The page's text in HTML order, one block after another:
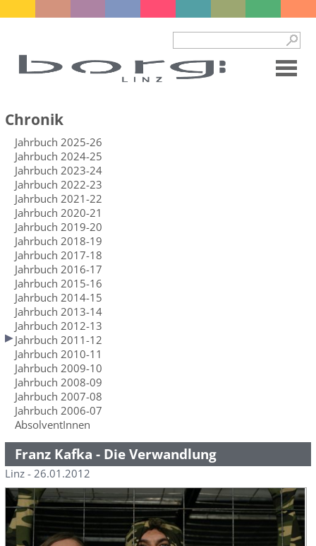
Chronik
Jahrbuch 2025-26
Jahrbuch 2024-25
Jahrbuch 2023-24
Jahrbuch 2022-23
Jahrbuch 2021-22
Jahrbuch 2020-21
Jahrbuch 2019-20
Jahrbuch 2018-19
Jahrbuch 2017-18
Jahrbuch 2016-17
Jahrbuch 2015-16
Jahrbuch 2014-15
Jahrbuch 2013-14
Jahrbuch 2012-13
Jahrbuch 2011-12
Jahrbuch 2010-11
Jahrbuch 2009-10
Jahrbuch 2008-09
Jahrbuch 2007-08
Jahrbuch 2006-07
AbsolventInnen
Franz Kafka - Die Verwandlung
Linz - 26.01.2012